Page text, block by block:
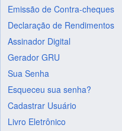
Emissão de Contra-cheques
Declaração de Rendimentos
Assinador Digital
Gerador GRU
Sua Senha
Esqueceu sua senha?
Cadastrar Usuário
Livro Eletrônico